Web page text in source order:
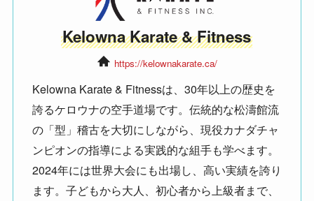
Kelowna Karate & Fitness
https://kelownakarate.ca/
Kelowna Karate & Fitnessは、30年以上の歴史を
誇るケロウナの空手道場です。伝統的な松濤館流
の「型」稽古を大切にしながら、現役カナダチャ
ンピオンの指導による実践的な組手も学べます。
2024年には世界大会にも出場し、高い実績を誇り
ます。子どもから大人、初心者から上級者まで、